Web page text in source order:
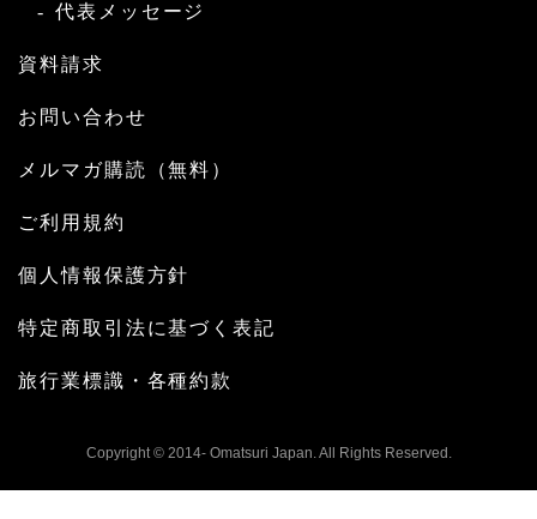
代表メッセージ
資料請求
お問い合わせ
メルマガ購読（無料）
ご利用規約
個人情報保護方針
特定商取引法に基づく表記
旅行業標識・各種約款
Copyright © 2014- Omatsuri Japan. All Rights Reserved.